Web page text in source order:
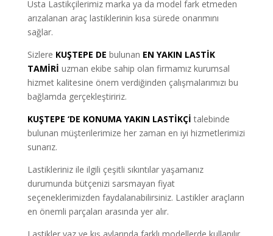
Usta Lastikçilerimiz marka ya da model fark etmeden
arızalanan araç lastiklerinin kısa sürede onarımını
sağlar.
Sizlere KUŞTEPE DE bulunan EN YAKIN LASTİK
TAMİRİ uzman ekibe sahip olan firmamız kurumsal
hizmet kalitesine önem verdiğinden çalışmalarımızı bu
bağlamda gerçekleştiririz.
KUŞTEPE ‘DE KONUMA YAKIN LASTİKÇİ talebinde
bulunan müşterilerimize her zaman en iyi hizmetlerimizi
sunarız.
Lastikleriniz ile ilgili çeşitli sıkıntılar yaşamanız
durumunda bütçenizi sarsmayan fiyat
seçeneklerimizden faydalanabilirsiniz. Lastikler araçların
en önemli parçaları arasında yer alır.